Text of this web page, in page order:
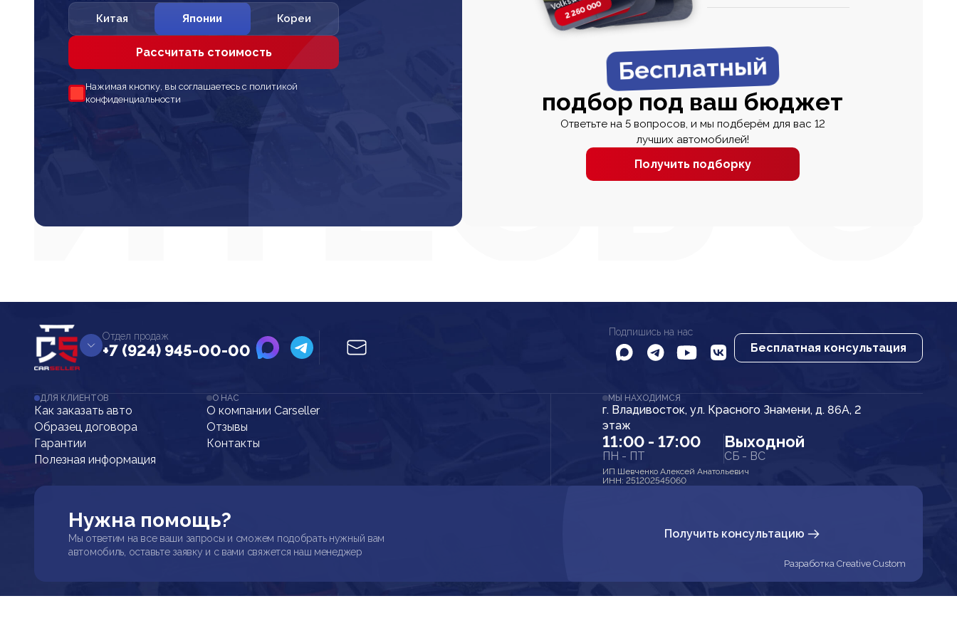
Китая Японии Кореи
Рассчитать стоимость
Нажимая кнопку, вы соглашаетесь с политикой
конфиденциальности
2 260 0002 820 000
2 820 0002 670 000
Бесплатный
подбор под ваш бюджет
Ответьте на 5 вопросов, и мы подберём для вас 12
лучших автомобилей!
Получить подборку
Отдел продаж
+7 (924) 945-00-00
Подпишись на нас
Бесплатная консультация
ДЛЯ КЛИЕНТОВ
Как заказать авто
Образец договора
Гарантии
Полезная информация
О НАС
О компании Carseller
Отзывы
Контакты
МЫ НАХОДИМСЯ
г. Владивосток, ул. Красного Знамени, д. 86А, 2
этаж
11:00 - 17:00
ПН - ПТ
Выходной
СБ - ВС
ИП Шевченко Алексей Анатольевич
ИНН: 251202545060
Нужна помощь?
Мы ответим на все ваши запросы и сможем подобрать нужный вам
автомобиль, оставьте заявку и с вами свяжется наш менеджер
Получить консультацию
Разработка Creative Custom